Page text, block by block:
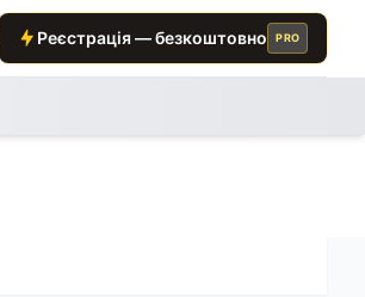
Реєстрація — безкоштовно PRO